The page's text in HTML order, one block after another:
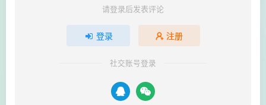
请登录后发表评论
登录 注册
社交账号登录